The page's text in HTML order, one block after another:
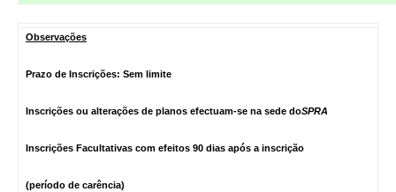
Observações
Prazo de Inscrições: Sem limite
Inscrições ou alterações de planos efectuam-se na sede doSPRA
Inscrições Facultativas com efeitos 90 dias após a inscrição
(período de carência)